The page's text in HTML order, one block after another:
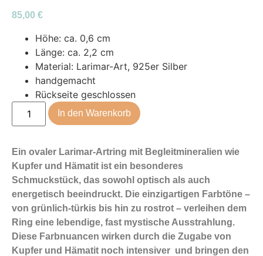
85,00 €
Höhe: ca. 0,6 cm
Länge: ca. 2,2 cm
Material: Larimar-Art, 925er Silber
handgemacht
Rückseite geschlossen
In den Warenkorb
Ein ovaler Larimar-Artring mit Begleitmineralien wie
Kupfer und Hämatit ist ein besonderes
Schmuckstück, das sowohl optisch als auch
energetisch beeindruckt. Die einzigartigen Farbtöne –
von grünlich-türkis bis hin zu rostrot – verleihen dem
Ring eine lebendige, fast mystische Ausstrahlung.
Diese Farbnuancen wirken durch die Zugabe von
Kupfer und Hämatit noch intensiver und bringen den